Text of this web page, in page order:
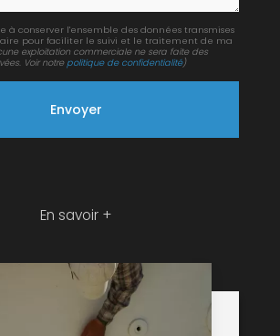
à conserver l'ensemble des données transmises
pour faciliter le suivi et le traitement de ma
exploitation commerciale ne sera faite des
Voir notre politique de confidentialité)
En savoir +